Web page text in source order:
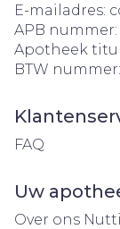
E-mailadres:
APB nummer:
Apotheek
BTW nummer:
FAQ
Uw
Over ons